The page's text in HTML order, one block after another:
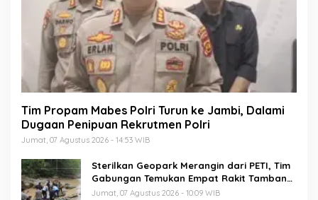
Tim Propam Mabes Polri Turun ke Jambi, Dalami
Dugaan Penipuan Rekrutmen Polri
Jumat, 07 Agustus 2026 - 14:53 WIB
Sterilkan Geopark Merangin dari PETI, Tim
Gabungan Temukan Empat Rakit Tambang
Ilegal
Jumat, 07 Agustus 2026 - 10:09 WIB